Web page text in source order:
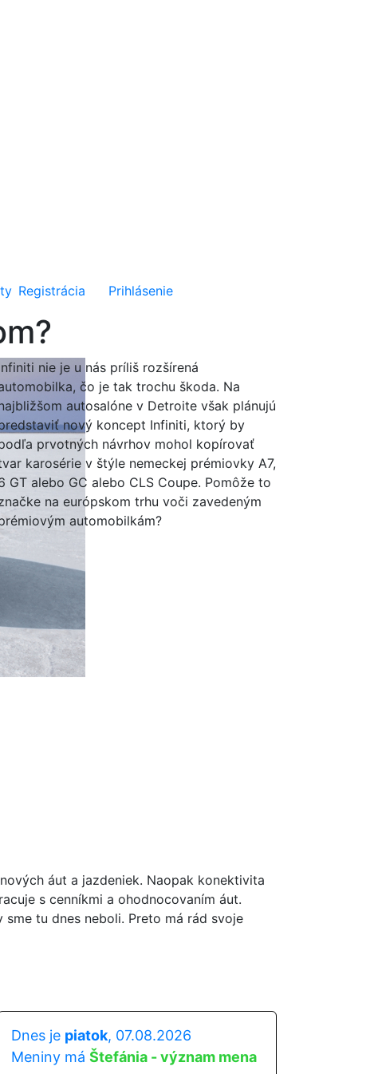
Registrácia Prihlásenie
nie je u nás príliš rozšírená
čo je tak trochu škoda. Na
autosalóne v Detroite však plánujú
nový koncept Infiniti, ktorý by
prvotných návrhov mohol kopírovať
karosérie v štýle nemeckej prémiovky A7,
GT alebo GC alebo CLS Coupe. Pomôže to
na európskom trhu voči zavedeným
automobilkám?
áut a jazdeniek. Naopak konektivita
s cenníkmi a ohodnocovaním áut.
tu dnes neboli. Preto má rád svoje
Dnes je piatok, 07.08.2026
Meniny má Štefánia - význam mena